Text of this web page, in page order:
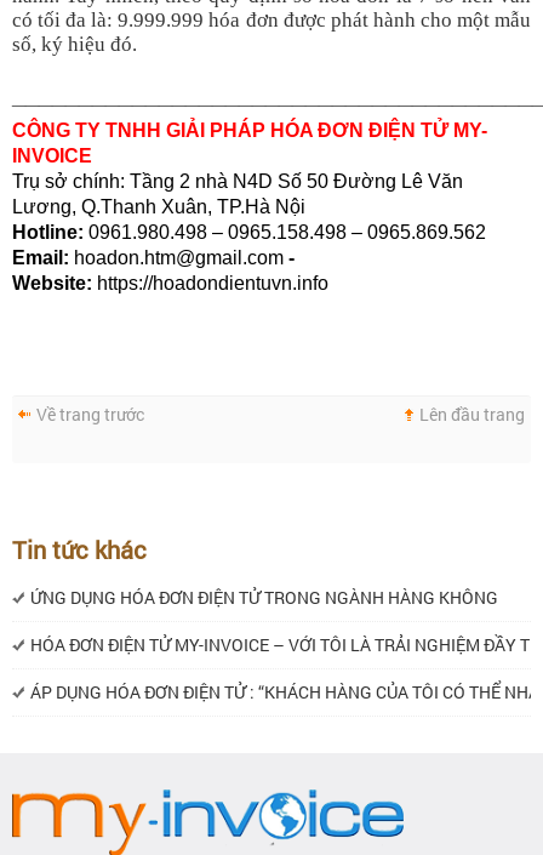
có tối đa là: 9.999.999 hóa đơn được phát hành cho một mẫu
số, ký hiệu đó.
CÔNG TY TNHH GIẢI PHÁP HÓA ĐƠN ĐIỆN TỬ MY-
INVOICE
Trụ sở chính: Tầng 2 nhà N4D Số 50 Đường Lê Văn
Lương, Q.Thanh Xuân, TP.Hà Nội
Hotline: 0961.980.498 – 0965.158.498 – 0965.869.562
Email: hoadon.htm@gmail.com -
Website: https://hoadondientuvn.info
Về trang trước Lên đầu trang
Tin tức khác
ỨNG DỤNG HÓA ĐƠN ĐIỆN TỬ TRONG NGÀNH HÀNG KHÔNG
HÓA ĐƠN ĐIỆN TỬ MY-INVOICE – VỚI TÔI LÀ TRẢI NGHIỆM ĐẦY
ÁP DỤNG HÓA ĐƠN ĐIỆN TỬ : “KHÁCH HÀNG CỦA TÔI CÓ THỂ